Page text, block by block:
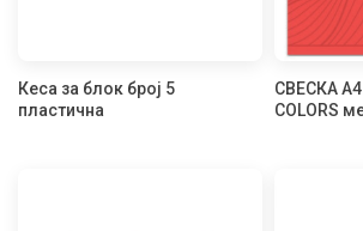
Кеса за блок број 5
пластична
СВЕСКА А4
COLORS